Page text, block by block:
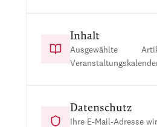
Inhalt
Ausgewählte
Datenschutz
Ihre E-Mail-Adresse